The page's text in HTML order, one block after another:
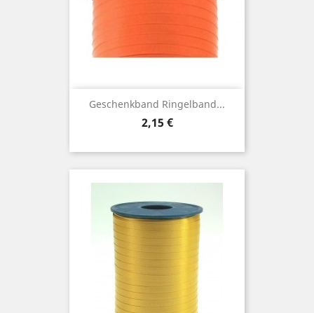
Geschenkband Ringelband...
Preis
2,15 €